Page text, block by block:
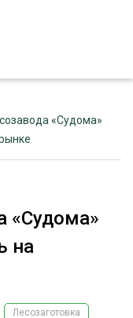
«Судома»
«Судома»
на
Лесозаготовка